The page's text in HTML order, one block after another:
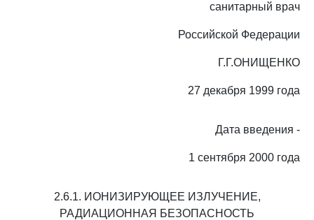
санитарный врач
Российской Федерации
Г.Г.ОНИЩЕНКО
27 декабря 1999 года
Дата введения -
1 сентября 2000 года
2.6.1. ИОНИЗИРУЮЩЕЕ ИЗЛУЧЕНИЕ,
РАДИАЦИОННАЯ БЕЗОПАСНОСТЬ